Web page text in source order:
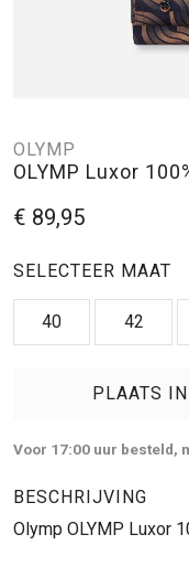
OLYMP
OLYMP Luxor
€ 89,95
SELECTEER MAAT
40 42
PLAATS
Voor 17:00 uur besteld,
BESCHRIJVING
Olymp OLYMP Luxor